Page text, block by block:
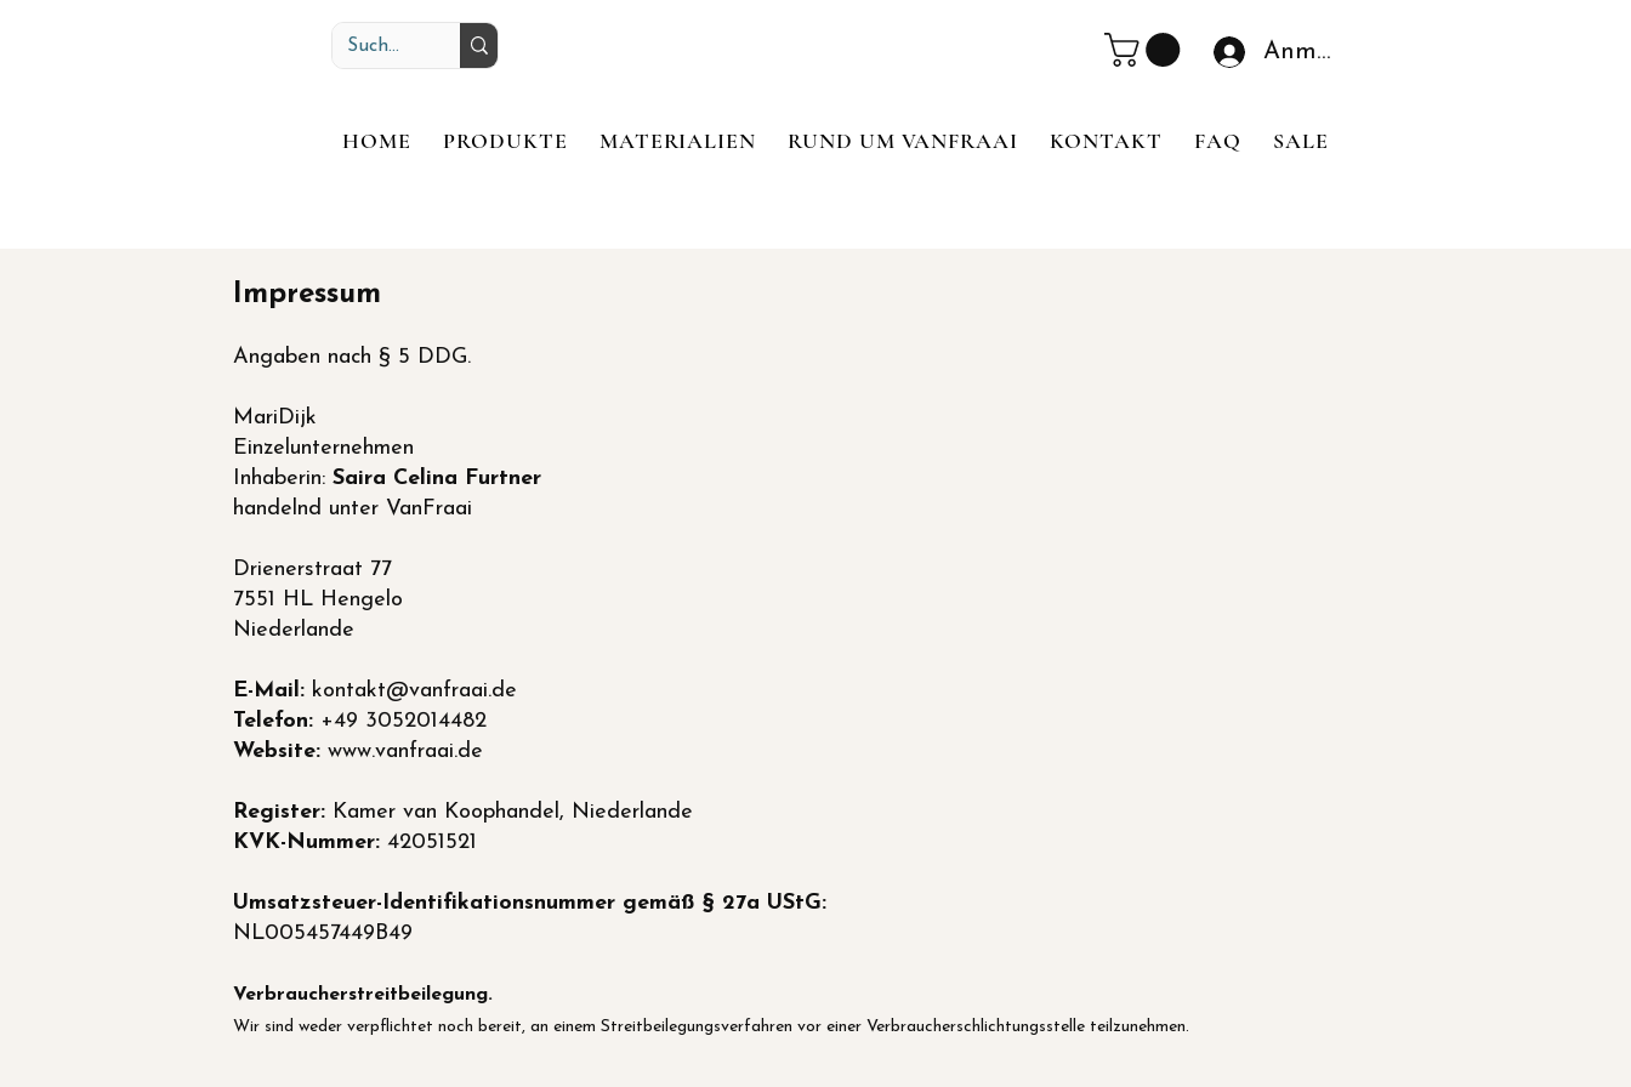
Anmelden
HOME PRODUKTE MATERIALIEN RUND UM VANFRAAI KONTAKT FAQ SALE
Impressum
Angaben nach § 5 DDG.
MariDijk
Einzelunternehmen
Inhaberin: Saira Celina Furtner
handelnd unter VanFraai
Drienerstraat 77
7551 HL Hengelo
Niederlande
E-Mail: kontakt@vanfraai.de
Telefon: +49 3052014482
Website: www.vanfraai.de
Register: Kamer van Koophandel, Niederlande
KVK-Nummer: 42051521
Umsatzsteuer-Identifikationsnummer gemäß § 27a UStG:
NL005457449B49
Verbraucherstreitbeilegung.
Wir sind weder verpflichtet noch bereit, an einem Streitbeilegungsverfahren vor einer Verbraucherschlichtungsstelle teilzunehmen.